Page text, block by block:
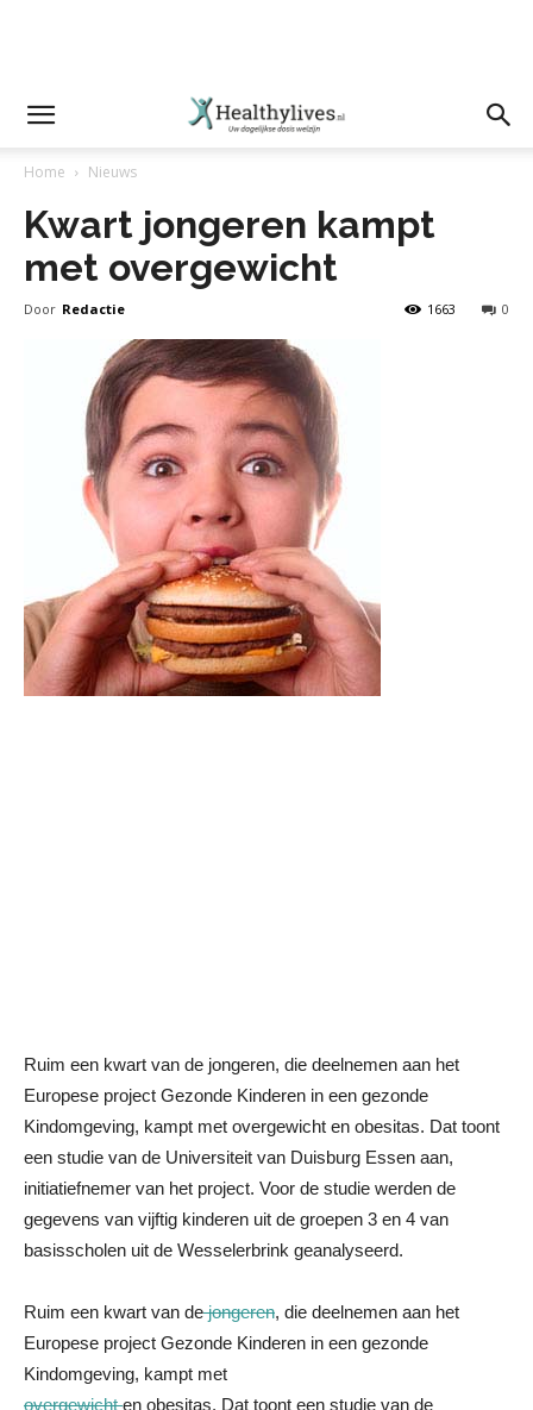
Home Nieuws
Kwart jongeren kampt
met overgewicht
Door Redactie 0
1663
Ruim een kwart van de jongeren, die deelnemen aan het
Europese project Gezonde Kinderen in een gezonde
Kindomgeving, kampt met overgewicht en obesitas. Dat toont
een studie van de Universiteit van Duisburg Essen aan,
initiatiefnemer van het project. Voor de studie werden de
gegevens van vijftig kinderen uit de groepen 3 en 4 van
basisscholen uit de Wesselerbrink geanalyseerd.
Ruim een kwart van dejongeren, die deelnemen aan het
Europese project Gezonde Kinderen in een gezonde
Kindomgeving, kampt met
overgewichten obesitas. Dat toont een studie van de